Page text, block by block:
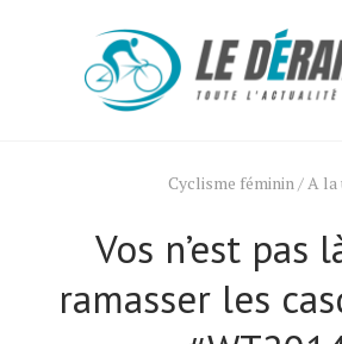
Cyclisme féminin/A la
Vos n’est pas
ramasser les